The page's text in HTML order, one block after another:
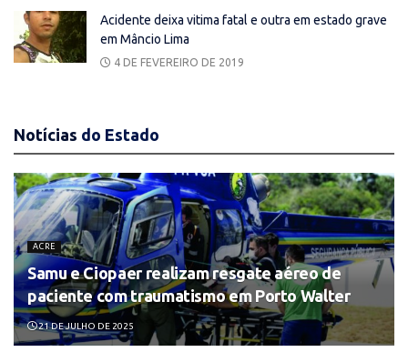
Acidente deixa vitima fatal e outra em estado grave
em Mâncio Lima
4 DE FEVEREIRO DE 2019
Notícias do Estado
ACRE
Samu e Ciopaer realizam resgate aéreo de
paciente com traumatismo em Porto Walter
21 DE JULHO DE 2025